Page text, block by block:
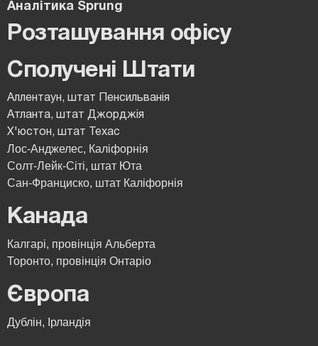
Аналітика Sprung
Розташування офісу
Сполучені Штати
Аллентаун, штат Пенсильванія
Атланта, штат Джорджія
Х'юстон, штат Техас
Лос-Анджелес, Каліфорнія
Солт-Лейк-Сіті, штат Юта
Сан-Франциско, штат Каліфорнія
Канада
Калгарі, провінція Альберта
Торонто, провінція Онтаріо
Європа
Дублін, Ірландія